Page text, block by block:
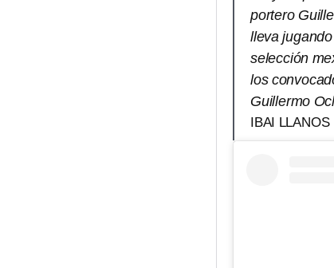
portero
lleva
selección
los
Guillermo
IBAI LLANOS